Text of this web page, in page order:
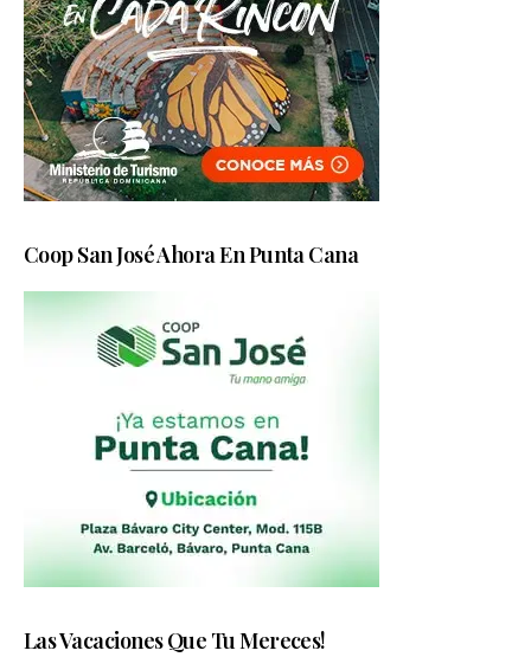
Coop San José Ahora En Punta Cana
Las Vacaciones Que Tu Mereces!